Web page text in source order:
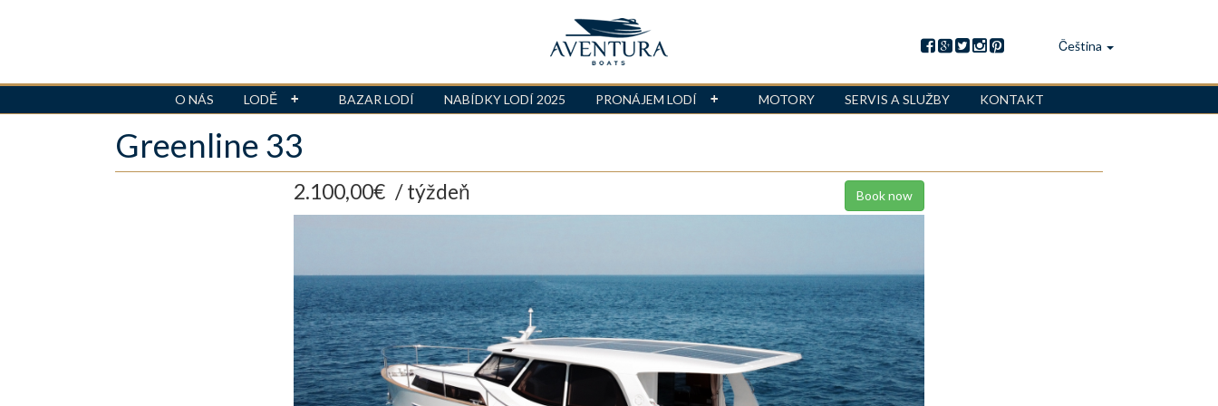
Čeština
O NÁS LODĚ BAZAR LODÍ NABÍDKY LODÍ 2025 PRONÁJEM LODÍ MOTORY SERVIS A SLUŽBY KONTAKT
Greenline 33
Book now
2.100,00€ / týždeň